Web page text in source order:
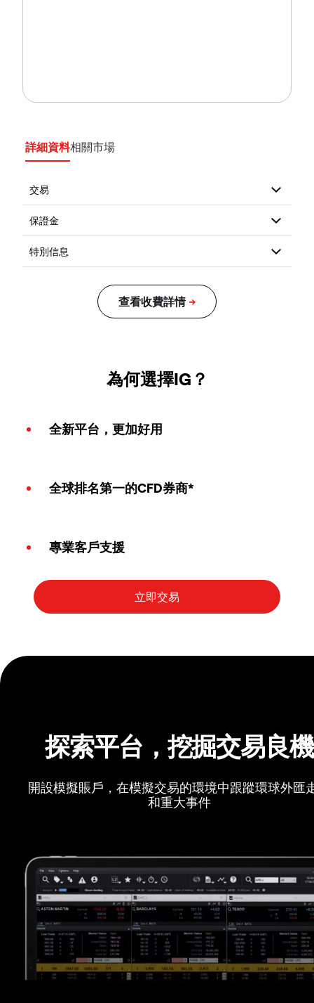
詳細資料相關市場
為何選擇IG？
全新平台，更加好用
全球排名第一的CFD券商*
專業客戶支援
探索平台，挖掘交易良機
開設模擬賬戶，在模擬交易的環境中跟蹤環球外匯
和重大事件